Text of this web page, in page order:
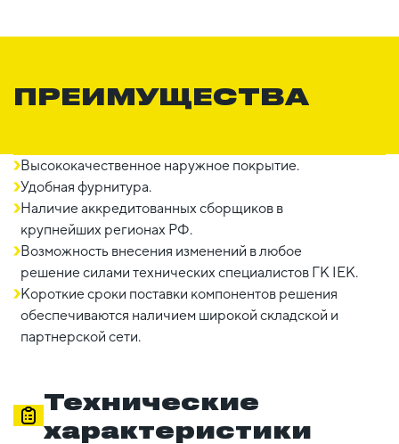
ПРЕИМУЩЕСТВА
Высококачественное наружное покрытие.
Удобная фурнитура.
Наличие аккредитованных сборщиков в
крупнейших регионах РФ.
Возможность внесения изменений в любое
решение силами технических специалистов ГК IEK.
Короткие сроки поставки компонентов решения
обеспечиваются наличием широкой складской и
партнерской сети.
Технические
характеристики